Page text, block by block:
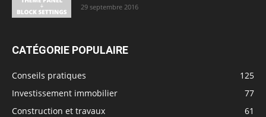
29 septembre 2016
CATÉGORIE POPULAIRE
Conseils pratiques
125
Investissement immobilier
77
Construction et travaux
61